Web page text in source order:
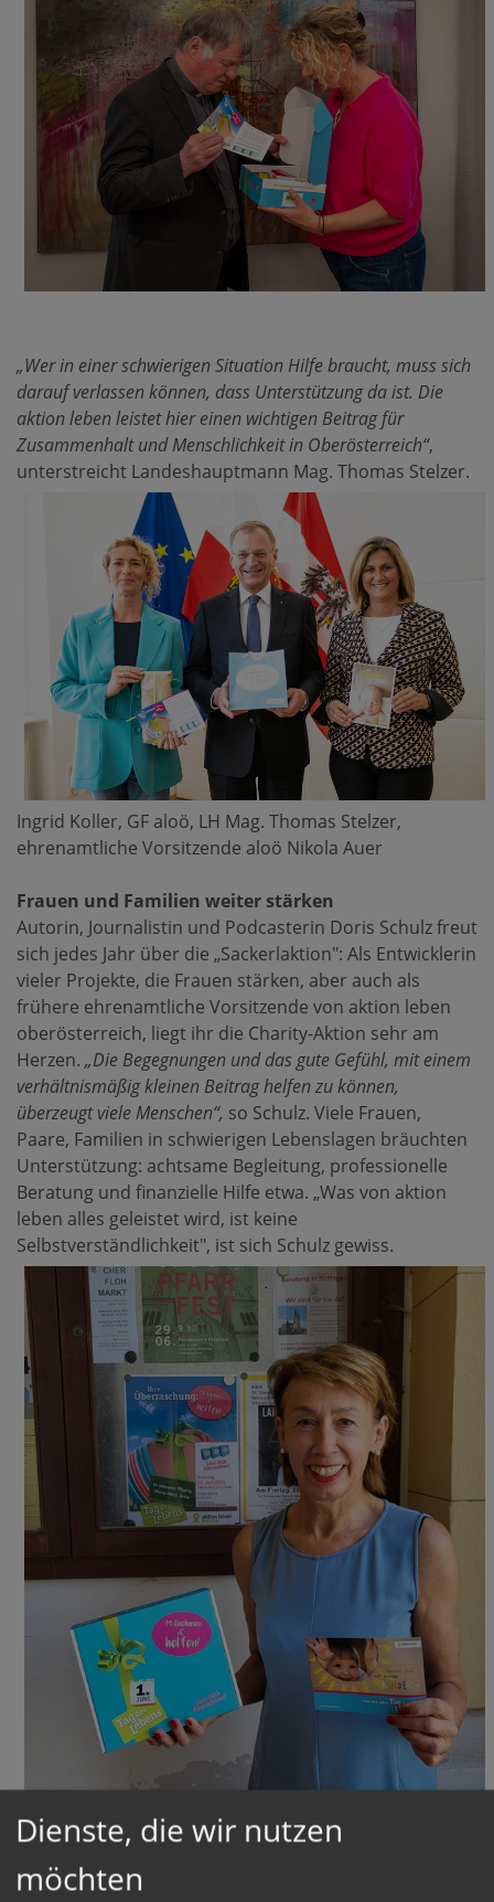
„Wer in einer schwierigen Situation Hilfe braucht, muss sich
darauf verlassen können, dass Unterstützung da ist. Die
aktion leben leistet hier einen wichtigen Beitrag für
Zusammenhalt und Menschlichkeit in Oberösterreich“,
unterstreicht Landeshauptmann Mag. Thomas Stelzer.
Ingrid Koller, GF aloö, LH Mag. Thomas Stelzer,
ehrenamtliche Vorsitzende aloö Nikola Auer
Frauen und Familien weiter stärken
Autorin, Journalistin und Podcasterin Doris Schulz freut
sich jedes Jahr über die „Sackerlaktion": Als Entwicklerin
vieler Projekte, die Frauen stärken, aber auch als
frühere ehrenamtliche Vorsitzende von aktion leben
oberösterreich, liegt ihr die Charity-Aktion sehr am
Herzen. „Die Begegnungen und das gute Gefühl, mit einem
verhältnismäßig kleinen Beitrag helfen zu können,
überzeugt viele Menschen“, so Schulz. Viele Frauen,
Paare, Familien in schwierigen Lebenslagen bräuchten
Unterstützung: achtsame Begleitung, professionelle
Beratung und finanzielle Hilfe etwa. „Was von aktion
leben alles geleistet wird, ist keine
Selbstverständlichkeit", ist sich Schulz gewiss.
"Der Tag des Lebens erinnert uns daran, dass jeder Mensch
Dienste, die wir nutzen
möchten